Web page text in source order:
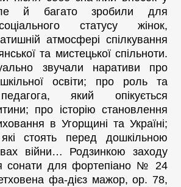
й багато зробили для
статусу жінок,
атмосфері спілкування
та мистецької спільноти.
звучали наративи про
освіти; про роль та
який опікується
про історію становлення
в Угорщині та Україні;
стоять перед дошкільною
війни… Родзинкою заходу
сонати для фортепіано № 24
фа-дієз мажор, op. 78,